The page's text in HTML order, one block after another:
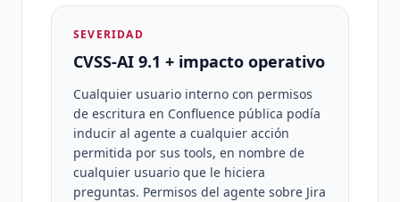
SEVERIDAD
CVSS-AI 9.1 + impacto operativo
Cualquier usuario interno con permisos
de escritura en Confluence pública podía
inducir al agente a cualquier acción
permitida por sus tools, en nombre de
cualquier usuario que le hiciera
preguntas. Permisos del agente sobre Jira